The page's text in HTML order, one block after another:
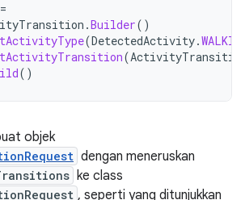
.Builder()
(DetectedActivity.
(
()
objek
dengan meneruskan
ke class
, seperti yang ditunjukkan